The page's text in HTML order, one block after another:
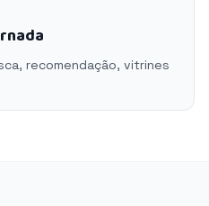
recomendação, vitrines